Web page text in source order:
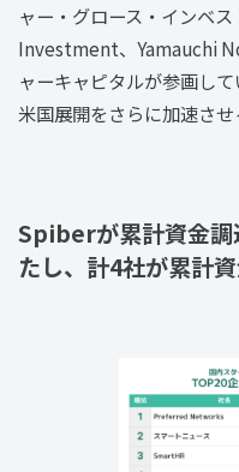
ャー・グロース・インベ
Investment、Yamauchi
ャーキャピタルが参画し
米国展開をさらに加速させ
Spiberが累計資金調
たし、計4社が累計